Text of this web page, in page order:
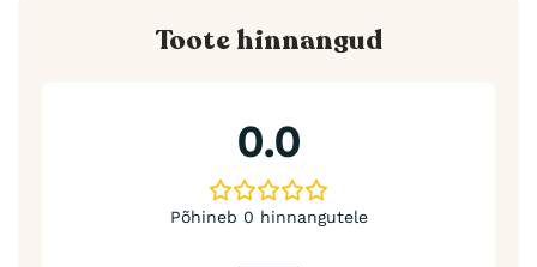
Toote hinnangud
0.0
Põhineb 0 hinnangutele